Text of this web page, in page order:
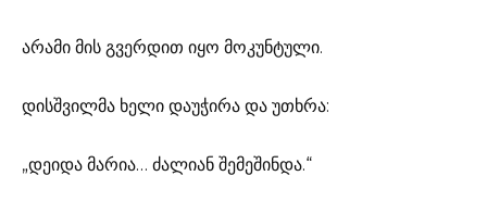
არამი მის გვერდით იყო მოკუნტული.
დისშვილმა ხელი დაუჭირა და უთხრა:
„დეიდა მარია… ძალიან შემეშინდა.“